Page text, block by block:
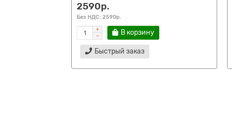
2590р.
Без НДС: 2590р.
В корзину
Быстрый заказ